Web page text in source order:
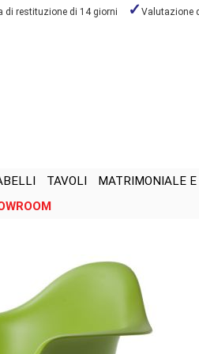
di restituzione di 14 giorni Valutazione
TAVOLI MATRIMONIALE E